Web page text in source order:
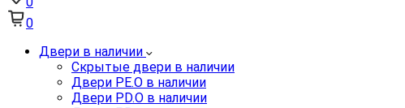
0
Двери в наличии
Скрытые двери в наличии
Двери PE.O в наличии
Двери PD.O в наличии